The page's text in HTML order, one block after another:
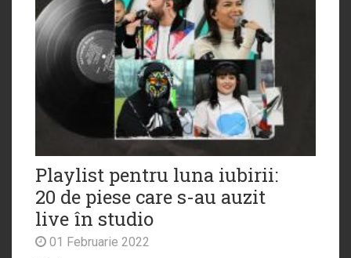
Playlist pentru luna iubirii:
20 de piese care s-au auzit
live în studio
01 Februarie 2022